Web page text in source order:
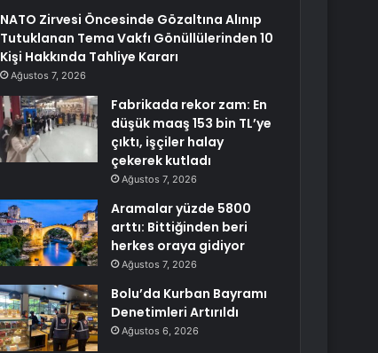
NATO Zirvesi Öncesinde Gözaltına Alınıp
Tutuklanan Tema Vakfı Gönüllülerinden 10
Kişi Hakkında Tahliye Kararı
Ağustos 7, 2026
Fabrikada rekor zam: En
düşük maaş 153 bin TL’ye
çıktı, işçiler halay
çekerek kutladı
Ağustos 7, 2026
Aramalar yüzde 5800
arttı: Bittiğinden beri
herkes oraya gidiyor
Ağustos 7, 2026
Bolu’da Kurban Bayramı
Denetimleri Artırıldı
Ağustos 6, 2026